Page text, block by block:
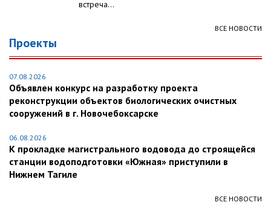
встреча...
ВСЕ НОВОСТИ
Проекты
07.08.2026
Объявлен конкурс на разработку проекта
реконструкции объектов биологических очистных
сооружений в г. Новочебоксарске
06.08.2026
К прокладке магистрального водовода до строящейся
станции водоподготовки «Южная» приступили в
Нижнем Тагиле
ВСЕ НОВОСТИ